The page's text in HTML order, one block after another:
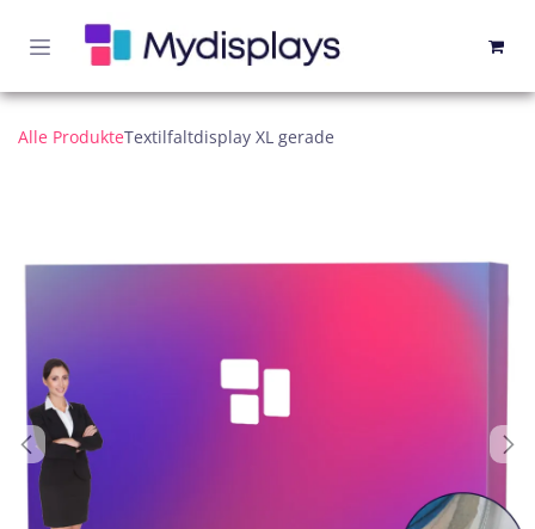
Alle ProdukteTextilfaltdisplay XL gerade